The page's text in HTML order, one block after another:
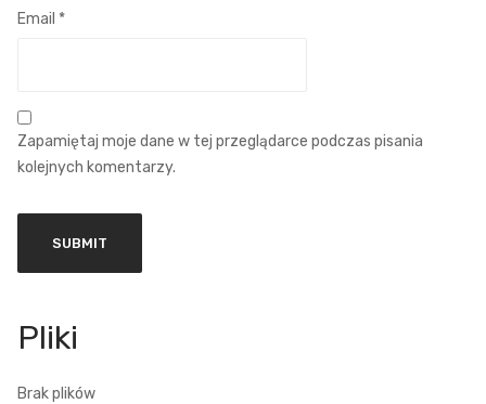
Email *
Zapamiętaj moje dane w tej przeglądarce podczas pisania
kolejnych komentarzy.
Brak plików